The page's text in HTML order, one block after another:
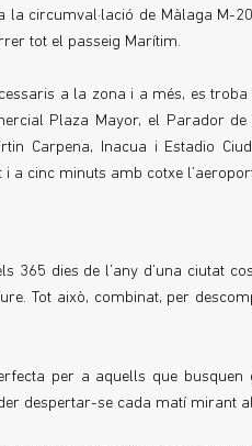
la circumval·lació de Màlaga M-
tot el passeig Marítim.
a la zona i a més, es
Plaza Mayor, el Parador
Carpena, Inacua i Estadio
a cinc minuts amb cotxe
365 dies de l’any d’una ciutat
Tot això, combinat, per
per a aquells que
despertar-se cada matí mirant